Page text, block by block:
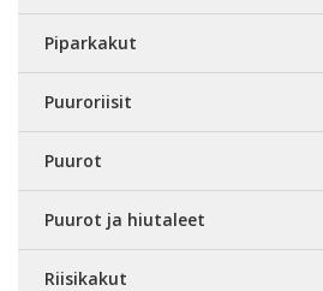
Piparkakut
Puuroriisit
Puurot
Puurot ja hiutaleet
Riisikakut